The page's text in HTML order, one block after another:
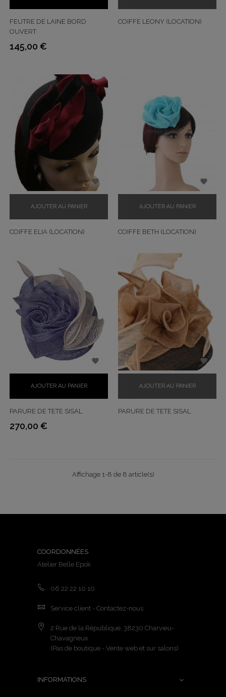
FEUTRE DE LAINE BORD
OUVERT
Prix
145,00 €
COIFFE LEONY (LOCATION)
AJOUTER AU PANIER

COIFFE ELIA (LOCATION)
AJOUTER AU PANIER

COIFFE BETH (LOCATION)
AJOUTER AU PANIER

PARURE DE TETE SISAL
Prix
270,00 €
AJOUTER AU PANIER

PARURE DE TETE SISAL
Affichage 1-8 de 8 article(s)
COORDONNÉES
Atelier Belle Epok
06 22 22 10 10
Service client - Contactez-nous
2 Rue de la République, 38230 Charvieu-
Chavagneux
(Pas de boutique - Vente web et sur salons)
INFORMATIONS 